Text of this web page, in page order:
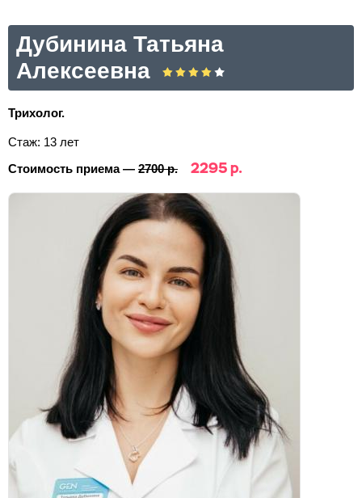
Дубинина Татьяна
Алексеевна
Трихолог.
Стаж: 13 лет
Стоимость приема — 2700 р. 2295 р.